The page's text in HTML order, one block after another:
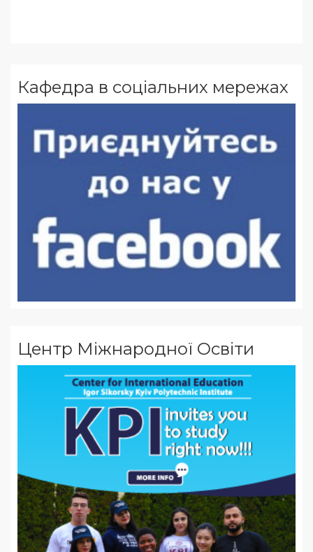
Кафедра в соціальних мережах
Центр Міжнародної Освіти